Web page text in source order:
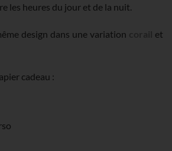
les heures du jour et de la nuit.
design dans une variation
et
cadeau :